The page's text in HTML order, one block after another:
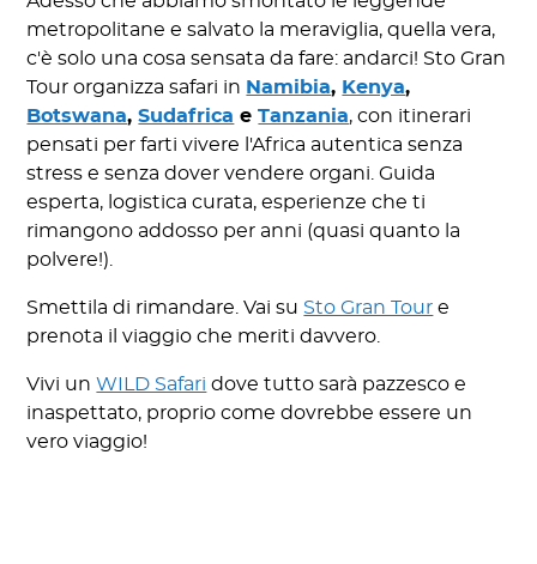
metropolitane e salvato la meraviglia, quella vera,
c'è solo una cosa sensata da fare: andarci! Sto Gran
Tour organizza safari in Namibia, Kenya,
Botswana,Sudafrica eTanzania, con itinerari
pensati per farti vivere l'Africa autentica senza
stress e senza dover vendere organi. Guida
esperta, logistica curata, esperienze che ti
rimangono addosso per anni (quasi quanto la
polvere!).
Smettila di rimandare. Vai su Sto Gran Tour e
prenota il viaggio che meriti davvero.
Vivi unWILD Safari dove tutto sarà pazzesco e
inaspettato, proprio come dovrebbe essere un
vero viaggio!